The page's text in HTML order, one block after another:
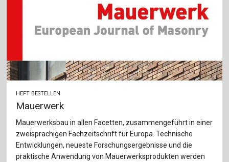
HEFT BESTELLEN
Mauerwerk
Mauerwerksbau in allen Facetten, zusammengeführt in einer
zweisprachigen Fachzeitschrift für Europa. Technische
Entwicklungen, neueste Forschungsergebnisse und die
praktische Anwendung von Mauerwerksprodukten werden